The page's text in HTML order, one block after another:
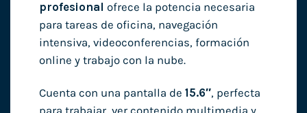
profesional ofrece la potencia necesaria
para tareas de oficina, navegación
intensiva, videoconferencias, formación
online y trabajo con la nube.
Cuenta con una pantalla de 15.6″, perfecta